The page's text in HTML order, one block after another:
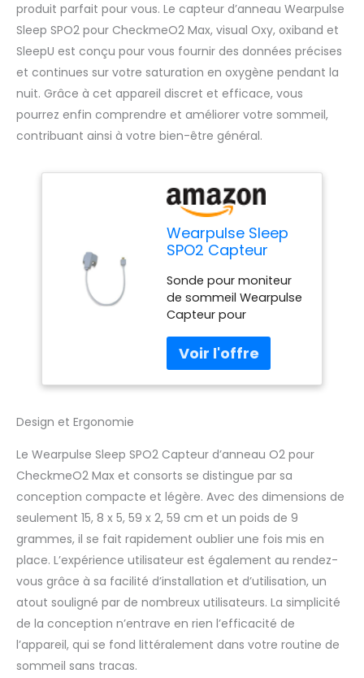
produit parfait pour vous. Le capteur d’anneau Wearpulse
Sleep SPO2 pour CheckmeO2 Max, visual Oxy, oxiband et
SleepU est conçu pour vous fournir des données précises
et continues sur votre saturation en oxygène pendant la
nuit. Grâce à cet appareil discret et efficace, vous
pourrez enfin comprendre et améliorer votre sommeil,
contribuant ainsi à votre bien-être général.
Wearpulse Sleep
SPO2 Capteur
CheckmeO2 Max,
Visual Oxy,
Oxiband et SleepU
Sonde pour moniteur
de sommeil Wearpulse
Capteur pour
Capteur pour SleepU
Bague de sommeil
pour Visualoxy La
Design et Ergonomie
Le Wearpulse Sleep SPO2 Capteur d’anneau O2 pour
CheckmeO2 Max et consorts se distingue par sa
conception compacte et légère. Avec des dimensions de
seulement 15, 8 x 5, 59 x 2, 59 cm et un poids de 9
grammes, il se fait rapidement oublier une fois mis en
place. L’expérience utilisateur est également au rendez-
vous grâce à sa facilité d’installation et d’utilisation, un
atout souligné par de nombreux utilisateurs. La simplicité
de la conception n’entrave en rien l’efficacité de
l’appareil, qui se fond littéralement dans votre routine de
sommeil sans tracas.